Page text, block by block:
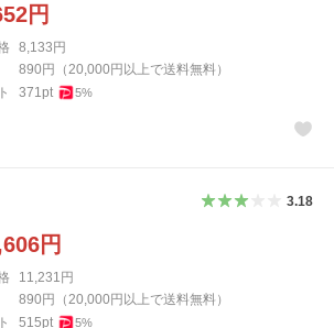
円
8,133円
890円 （ 20,000円以上で送料無料）
371 pt 5%
3.18
円
11,231 円
890円 （ 20,000円以上で送料無料）
515pt 5%